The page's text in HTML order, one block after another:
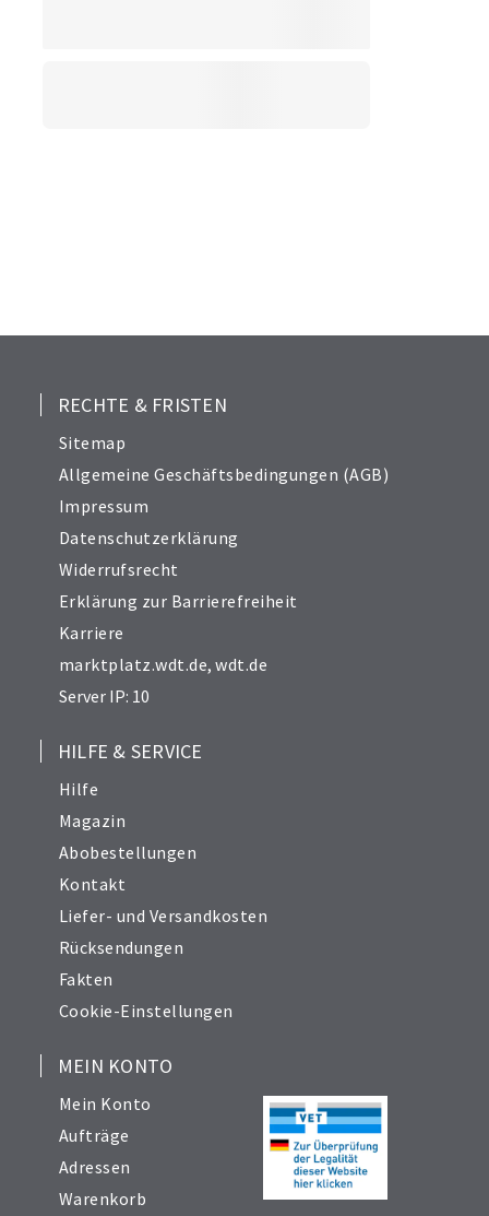
RECHTE & FRISTEN
Sitemap
Allgemeine Geschäftsbedingungen (AGB)
Impressum
Datenschutzerklärung
Widerrufsrecht
Erklärung zur Barrierefreiheit
Karriere
marktplatz.wdt.de,wdt.de
Server IP: 10
HILFE & SERVICE
Hilfe
Magazin
Abobestellungen
Kontakt
Liefer- und Versandkosten
Rücksendungen
Fakten
Cookie-Einstellungen
MEIN KONTO
Mein Konto
Aufträge
Adressen
Warenkorb